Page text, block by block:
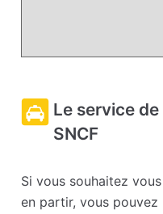
Le service
SNCF
Si vous souhaitez
en partir, vous